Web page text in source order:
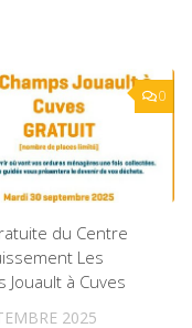
0
du Centre
Les
Jouault à Cuves
2025